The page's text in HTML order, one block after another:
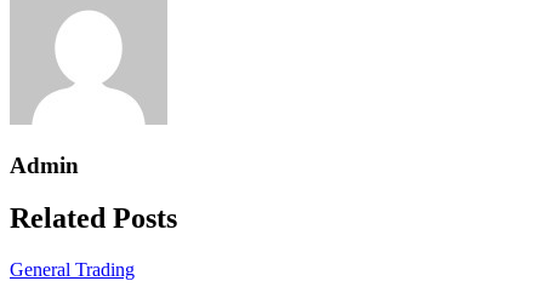
Admin
Related Posts
General Trading